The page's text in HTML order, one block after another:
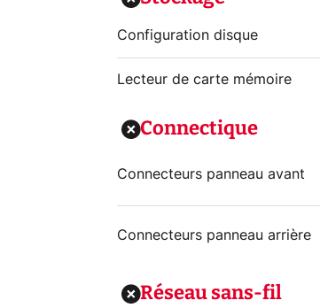
Configuration disque
Lecteur de carte mémoire
Connectique
Connecteurs panneau avant
Connecteurs panneau arrière
Réseau sans-fil